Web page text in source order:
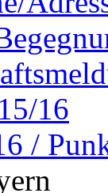
16
/